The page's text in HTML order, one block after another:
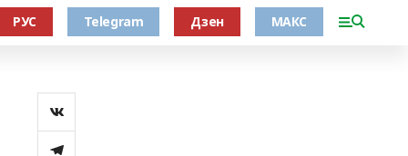
РУС Telegram Дзен МАКС